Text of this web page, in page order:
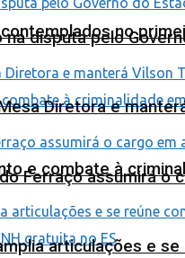
no
e combate à
disputa pelo
Diretora e
Ferraço assumirá o
articulações e